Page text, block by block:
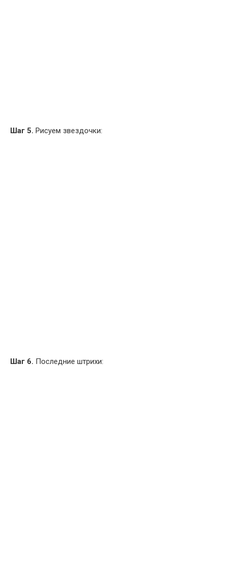
Шаг 5. Рисуем звездочки:
Шаг 6. Последние штрихи: